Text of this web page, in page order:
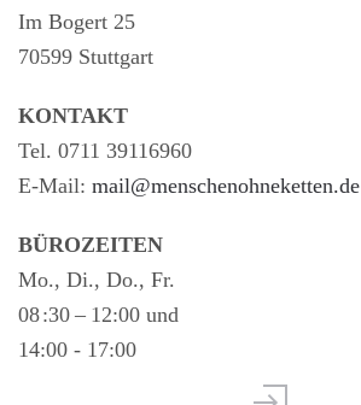
Im Bogert 25
70599 Stuttgart
KONTAKT
Tel. 0711 39116960
E-Mail: mail@menschenohneketten.de
BÜROZEITEN
Mo., Di., Do., Fr.
08 :30 – 12:00 und
14:00 - 17:00